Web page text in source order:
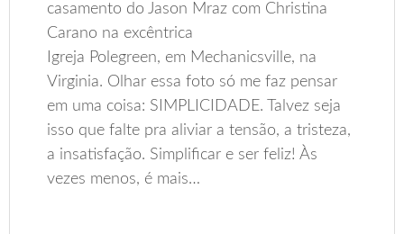
casamento do Jason Mraz com Christina
Carano na excêntrica
Igreja Polegreen, em Mechanicsville, na
Virginia. Olhar essa foto só me faz pensar
em uma coisa: SIMPLICIDADE. Talvez seja
isso que falte pra aliviar a tensão, a tristeza,
a insatisfação. Simplificar e ser feliz! Às
vezes menos, é mais…